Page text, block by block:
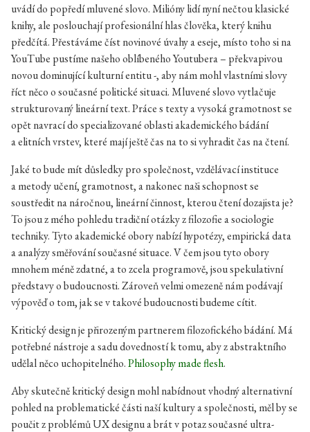
uvádí do popředí mluvené slovo. Milióny lidí nyní nečtou klasické
knihy, ale poslouchají profesionální hlas člověka, který knihu
předčítá. Přestáváme číst novinové úvahy a eseje, místo toho si na
YouTube pustíme našeho oblíbeného Youtubera – překvapivou
novou dominující kulturní entitu -, aby nám mohl vlastními slovy
říct něco o současné politické situaci. Mluvené slovo vytlačuje
strukturovaný lineární text. Práce s texty a vysoká gramotnost se
opět navrací do specializované oblasti akademického bádání
a elitních vrstev, které mají ještě čas na to si vyhradit čas na čtení.
Jaké to bude mít důsledky pro společnost, vzdělávací instituce
a metody učení, gramotnost, a nakonec naši schopnost se
soustředit na náročnou, lineární činnost, kterou čtení dozajista je?
To jsou z mého pohledu tradiční otázky z filozofie a sociologie
techniky. Tyto akademické obory nabízí hypotézy, empirická data
a analýzy směřování současné situace. V čem jsou tyto obory
mnohem méně zdatné, a to zcela programově, jsou spekulativní
představy o budoucnosti. Zároveň velmi omezeně nám podávají
výpověď o tom, jak se v takové budoucnosti budeme cítit.
Kritický design je přirozeným partnerem filozofického bádání. Má
potřebné nástroje a sadu dovedností k tomu, aby z abstraktního
udělal něco uchopitelného.Philosophy made flesh.
Aby skutečně kritický design mohl nabídnout vhodný alternativní
pohled na problematické části naší kultury a společnosti, měl by se
poučit z problémů UX designu a brát v potaz současné ultra-